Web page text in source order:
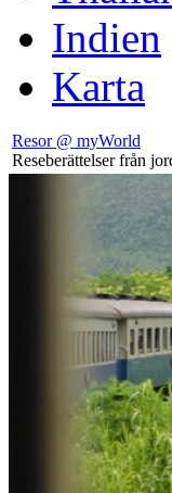
Indien
Karta
Resor @ myWorld
Reseberättelser från